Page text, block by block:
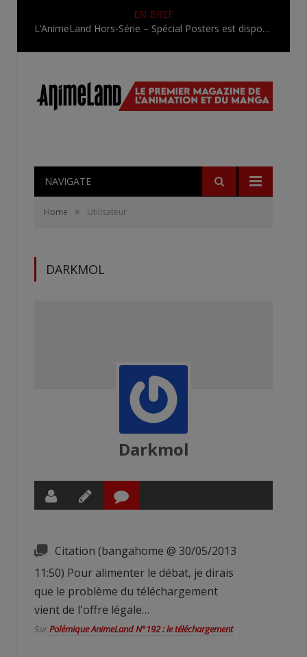
EN BREF
L’AnimeLand Hors-Série – Spécial Posters est disponible !
NAVIGATE
Home » Utilisateur
DARKMOL
Darkmol
Citation (bangahome @ 30/05/2013
11:50) Pour alimenter le débat, je dirais
que le problème du téléchargement
vient de l'offre légale…
SurPolémique AnimeLand N°192 : le téléchargement